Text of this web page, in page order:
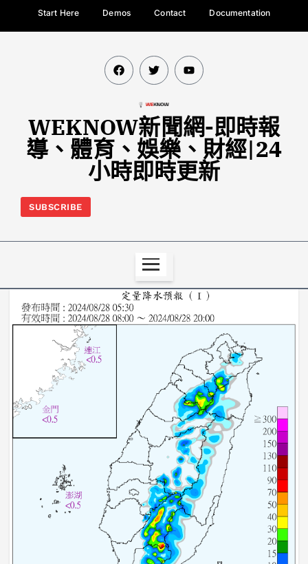
Start Here Demos Contact Documentation
WEKNOW新聞網-即時報
導、體育、娛樂、財經|24
小時即時更新
SUBSCRIBE